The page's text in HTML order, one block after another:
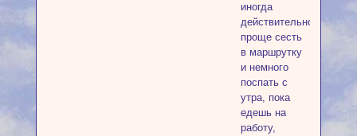
иногда
действительно
проще сесть
в маршрутку
и немного
поспать с
утра, пока
едешь на
работу,